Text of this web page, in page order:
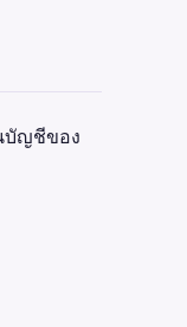
บัญชีของ